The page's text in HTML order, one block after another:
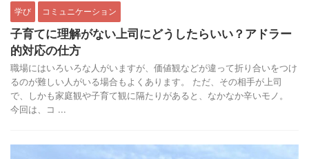
学び コミュニケーション
子育てに理解がない上司にどうしたらいい？アドラー
的対応の仕方
職場にはいろいろな人がいますが、価値観などが違って折り合いをつけ
るのが難しい人がいる場合もよくあります。 ただ、その相手が上司
で、しかも家庭観や子育て観に隔たりがあると、なかなか辛いモノ。
今回は、コ ...